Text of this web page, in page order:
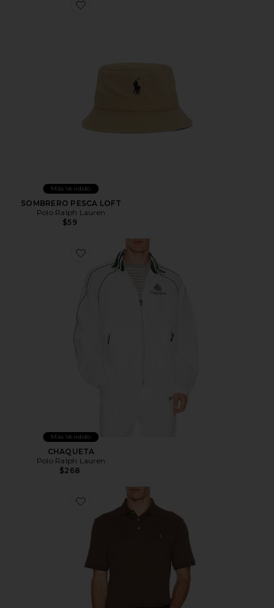
Favorite SOMBRERO PESCA LOFT
Más Vendido
SOMBRERO PESCA LOFT
Polo Ralph Lauren
$59
Favorite CHAQUETA
Más Vendido
CHAQUETA
Polo Ralph Lauren
$268
Favorite Classic Fit Soft Cotton Polo